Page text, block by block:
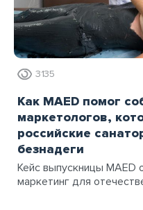
3135
Как MAED помог
маркетологов,
российские
безнадеги
Кейс выпускницы MAED
маркетинг для